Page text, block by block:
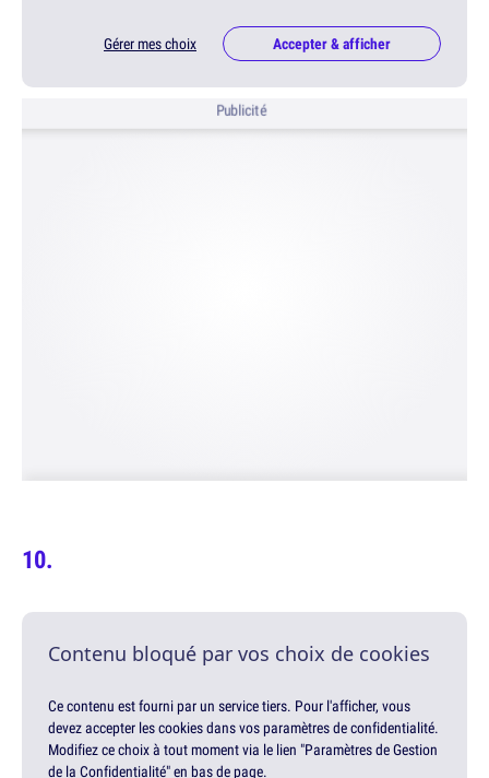
Gérer mes choix Accepter & afficher
Publicité
Contenu bloqué par vos choix de cookies
Ce contenu est fourni par un service tiers. Pour l'afficher, vous
devez accepter les cookies dans vos paramètres de confidentialité.
Modifiez ce choix à tout moment via le lien "Paramètres de Gestion
de la Confidentialité" en bas de page.